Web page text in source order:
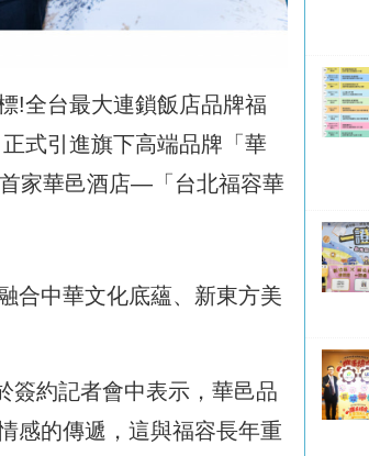
!全台最大連鎖飯店品牌福
式引進旗下高端品牌「華
家華邑酒店—「台北福容華
合中華文化底蘊、新東方美
簽約記者會中表示，華邑品
感的傳遞，這與福容長年重